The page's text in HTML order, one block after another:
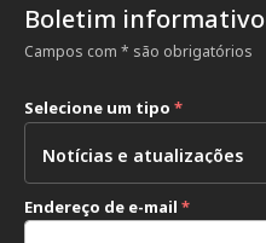
Boletim informativo
Campos com * são obrigatórios
Selecione um tipo *
Endereço de e-mail *